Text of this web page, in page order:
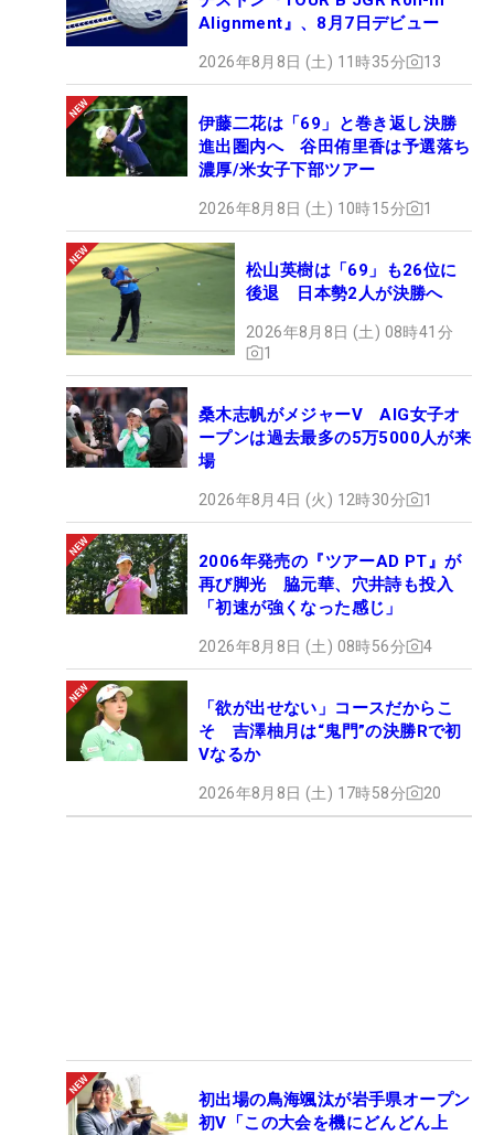
Alignment』、8月7日デビュー
2026年8月8日 (土) 11時35分 13
伊藤二花は「69」と巻き返し決勝
進出圏内へ 谷田侑里香は予選落ち
濃厚/米女子下部ツアー
2026年8月8日 (土) 10時15分 1
松山英樹は「69」も26位に
後退 日本勢2人が決勝へ
2026年8月8日 (土) 08時41分
1
桑木志帆がメジャーV AIG女子オ
ープンは過去最多の5万5000人が来
場
2026年8月4日 (火) 12時30分 1
2006年発売の『ツアーAD PT』が
再び脚光 脇元華、穴井詩も投入
「初速が強くなった感じ」
2026年8月8日 (土) 08時56分 4
「欲が出せない」コースだからこ
そ 吉澤柚月は“鬼門”の決勝Rで初
Vなるか
2026年8月8日 (土) 17時58分 20
初出場の鳥海颯汰が岩手県オープン
初V「この大会を機にどんどん上